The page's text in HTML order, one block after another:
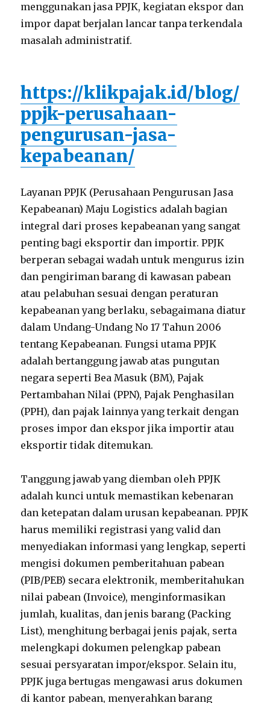
menggunakan jasa PPJK, kegiatan ekspor dan
impor dapat berjalan lancar tanpa terkendala
masalah administratif.
https://klikpajak.id/blog/
ppjk-perusahaan-
pengurusan-jasa-
kepabeanan/
Layanan PPJK (Perusahaan Pengurusan Jasa
Kepabeanan) Maju Logistics adalah bagian
integral dari proses kepabeanan yang sangat
penting bagi eksportir dan importir. PPJK
berperan sebagai wadah untuk mengurus izin
dan pengiriman barang di kawasan pabean
atau pelabuhan sesuai dengan peraturan
kepabeanan yang berlaku, sebagaimana diatur
dalam Undang-Undang No 17 Tahun 2006
tentang Kepabeanan. Fungsi utama PPJK
adalah bertanggung jawab atas pungutan
negara seperti Bea Masuk (BM), Pajak
Pertambahan Nilai (PPN), Pajak Penghasilan
(PPH), dan pajak lainnya yang terkait dengan
proses impor dan ekspor jika importir atau
eksportir tidak ditemukan.
Tanggung jawab yang diemban oleh PPJK
adalah kunci untuk memastikan kebenaran
dan ketepatan dalam urusan kepabeanan. PPJK
harus memiliki registrasi yang valid dan
menyediakan informasi yang lengkap, seperti
mengisi dokumen pemberitahuan pabean
(PIB/PEB) secara elektronik, memberitahukan
nilai pabean (Invoice), menginformasikan
jumlah, kualitas, dan jenis barang (Packing
List), menghitung berbagai jenis pajak, serta
melengkapi dokumen pelengkap pabean
sesuai persyaratan impor/ekspor. Selain itu,
PPJK juga bertugas mengawasi arus dokumen
di kantor pabean, menyerahkan barang